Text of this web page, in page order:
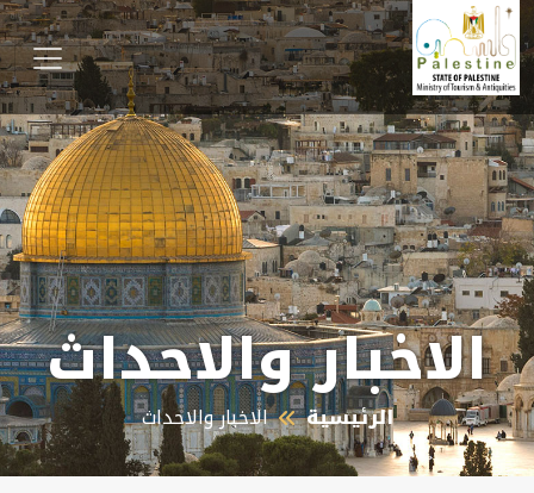
الاخبار والاحداث
الرئيسية الاخبار والاحداث